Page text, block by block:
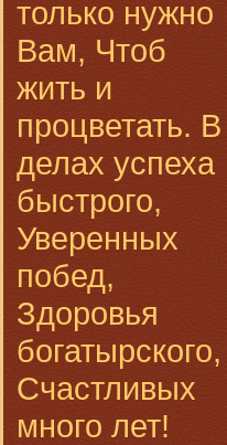
только нужно
Вам, Чтоб
жить и
процветать. В
делах успеха
быстрого,
Уверенных
побед,
Здоровья
богатырского,
Счастливых
много лет!